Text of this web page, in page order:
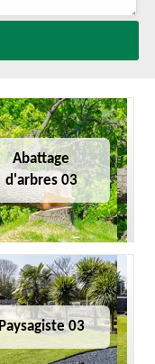
Abattage
d'arbres 03
Paysagiste 03